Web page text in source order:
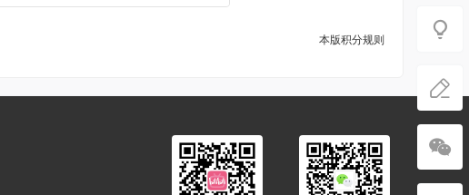
本版积分规则